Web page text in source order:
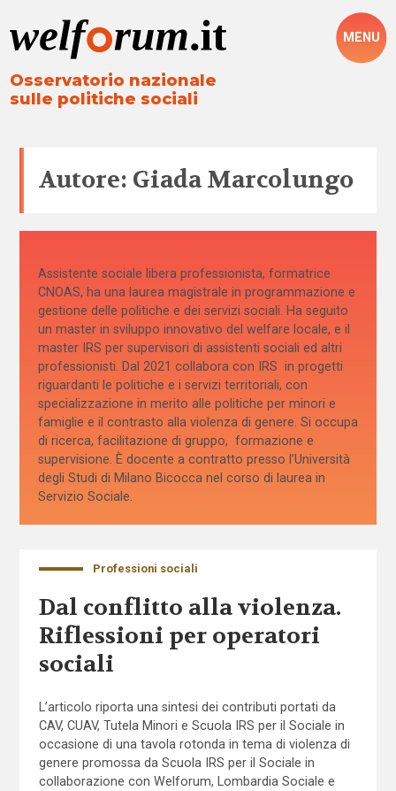
Osservatorio nazionale
sulle politiche sociali
MENU
Autore: Giada Marcolungo
Assistente sociale libera professionista, formatrice
CNOAS, ha una laurea magistrale in programmazione e
gestione delle politiche e dei servizi sociali. Ha seguito
un master in sviluppo innovativo del welfare locale, e il
master IRS per supervisori di assistenti sociali ed altri
professionisti. Dal 2021 collabora con IRS in progetti
riguardanti le politiche e i servizi territoriali, con
specializzazione in merito alle politiche per minori e
famiglie e il contrasto alla violenza di genere. Si occupa
di ricerca, facilitazione di gruppo, formazione e
supervisione. È docente a contratto presso l’Università
degli Studi di Milano Bicocca nel corso di laurea in
Servizio Sociale.
Professioni sociali
Dal conflitto alla violenza.
Riflessioni per operatori
sociali
L’articolo riporta una sintesi dei contributi portati da
CAV, CUAV, Tutela Minori e Scuola IRS per il Sociale in
occasione di una tavola rotonda in tema di violenza di
genere promossa da Scuola IRS per il Sociale in
collaborazione con Welforum, Lombardia Sociale e